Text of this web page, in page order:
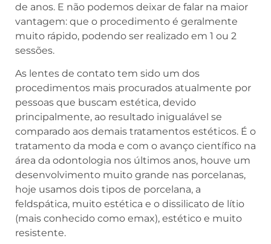
de anos. E não podemos deixar de falar na maior
vantagem: que o procedimento é geralmente
muito rápido, podendo ser realizado em 1 ou 2
sessões.
As lentes de contato tem sido um dos
procedimentos mais procurados atualmente por
pessoas que buscam estética, devido
principalmente, ao resultado inigualável se
comparado aos demais tratamentos estéticos. É o
tratamento da moda e com o avanço científico na
área da odontologia nos últimos anos, houve um
desenvolvimento muito grande nas porcelanas,
hoje usamos dois tipos de porcelana, a
feldspática, muito estética e o dissilicato de lítio
(mais conhecido como emax), estético e muito
resistente.